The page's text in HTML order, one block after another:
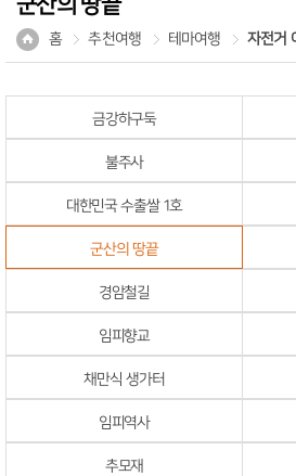
홈 추천여행 테마여행 자전거
금강하구둑
불주사
대한민국 수출쌀 1호
군산의 땅끝
경암철길
임피향교
채만식 생가터
임피역사
추모재